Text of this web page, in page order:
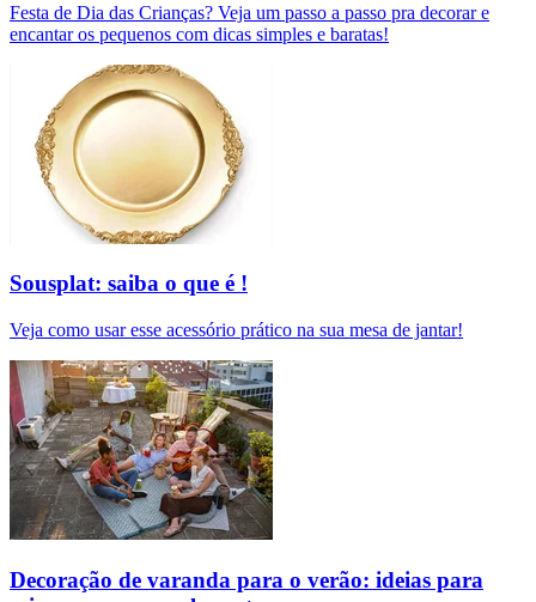
Festa de Dia das Crianças? Veja um passo a passo pra decorar e
encantar os pequenos com dicas simples e baratas!
Sousplat: saiba o que é !
Veja como usar esse acessório prático na sua mesa de jantar!
Decoração de varanda para o verão: ideias para